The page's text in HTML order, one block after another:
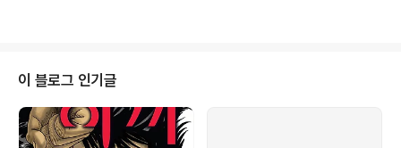
이 블로그 인기글